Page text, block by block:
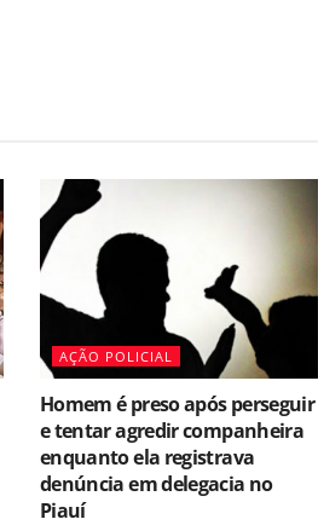
AÇÃO POLICIAL
Homem é preso após perseguir
e tentar agredir companheira
enquanto ela registrava
denúncia em delegacia no
Piauí